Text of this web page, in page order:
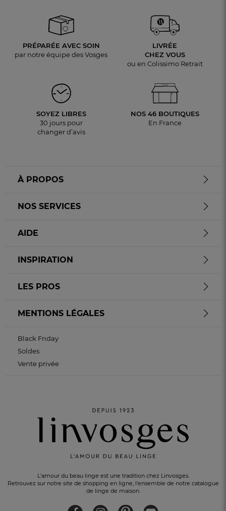
PRÉPARÉE AVEC SOIN
par notre équipe des Vosges
LIVRÉE
CHEZ VOUS
ou en Colissimo Retrait
SOYEZ LIBRES
30 jours pour
changer d’avis
NOS 46 BOUTIQUES
En France
L'amour du beau linge est une tradition chez Linvosges.
Retrouvez sur notre site de shopping en ligne, l'ensemble de notre catalogue
de linge de maison.
À PROPOS
NOS SERVICES
AIDE
INSPIRATION
LES PROS
MENTIONS LÉGALES
Black Friday
Soldes
Vente privée